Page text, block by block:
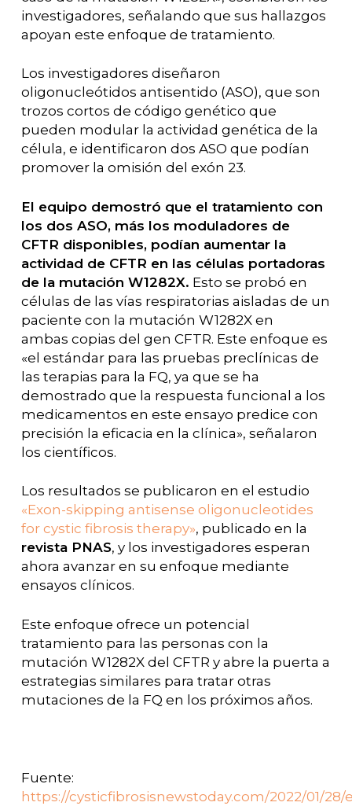
investigadores, señalando que sus hallazgos
apoyan este enfoque de tratamiento.
Los investigadores diseñaron
oligonucleótidos antisentido (ASO), que son
trozos cortos de código genético que
pueden modular la actividad genética de la
célula, e identificaron dos ASO que podían
promover la omisión del exón 23.
El equipo demostró que el tratamiento con
los dos ASO, más los moduladores de
CFTR disponibles, podían aumentar la
actividad de CFTR en las células portadoras
de la mutación W1282X. Esto se probó en
células de las vías respiratorias aisladas de un
paciente con la mutación W1282X en
ambas copias del gen CFTR. Este enfoque es
«el estándar para las pruebas preclínicas de
las terapias para la FQ, ya que se ha
demostrado que la respuesta funcional a los
medicamentos en este ensayo predice con
precisión la eficacia en la clínica», señalaron
los científicos.
Los resultados se publicaron en el estudio
«Exon-skipping antisense oligonucleotides
for cystic fibrosis therapy», publicado en la
revista PNAS, y los investigadores esperan
ahora avanzar en su enfoque mediante
ensayos clínicos.
Este enfoque ofrece un potencial
tratamiento para las personas con la
mutación W1282X del CFTR y abre la puerta a
estrategias similares para tratar otras
mutaciones de la FQ en los próximos años.
Fuente:
https://cysticfibrosisnewstoday.com/2022/01/28/